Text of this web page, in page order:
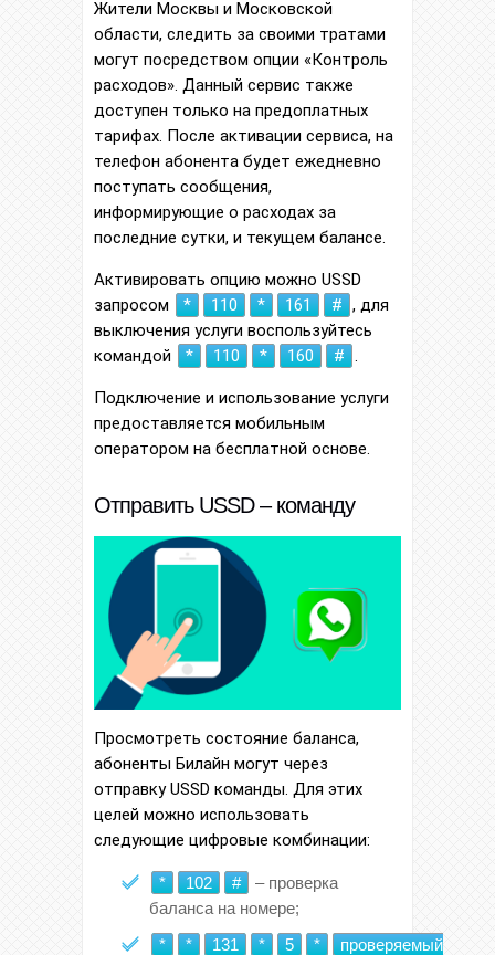
Жители Москвы и Московской
области, следить за своими тратами
могут посредством опции «Контроль
расходов». Данный сервис также
доступен только на предоплатных
тарифах. После активации сервиса, на
телефон абонента будет ежедневно
поступать сообщения,
информирующие о расходах за
последние сутки, и текущем балансе.
Активировать опцию можно USSD
запросом
* 110 * 161 # , для
выключения услуги воспользуйтесь
командой
* 110 * 160 # .
Подключение и использование услуги
предоставляется мобильным
оператором на бесплатной основе.
Отправить USSD – команду
Просмотреть состояние баланса,
абоненты Билайн могут через
отправку USSD команды. Для этих
целей можно использовать
следующие цифровые комбинации:
* 102 #
– проверка
баланса на номере;
*
* 131 * 5 *
проверяемый